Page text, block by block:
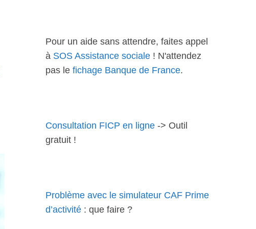
Pour un aide sans attendre, faites appel
à SOS Assistance sociale ! N'attendez
pas le fichage Banque de France.
Consultation FICP en ligne -> Outil
gratuit !
Problème avec le simulateur CAF Prime
d’activité : que faire ?